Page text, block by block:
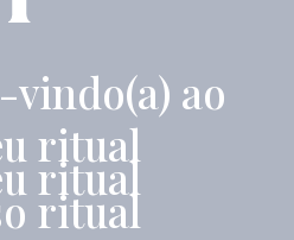
vindo(a) ao
ritual
ritual
ritual